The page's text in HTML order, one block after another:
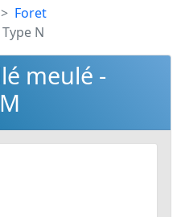
Foret
N
meulé -